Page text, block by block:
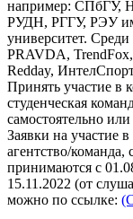
например:
РУДН, РГГУ, РЭУ
университет.
PRAVDA,
Redday,
Принять участие в
студенческая
самостоятельно
Заявки на участие
агентство/
принимаются с
15.11.2022 (от
можно по ссылке: